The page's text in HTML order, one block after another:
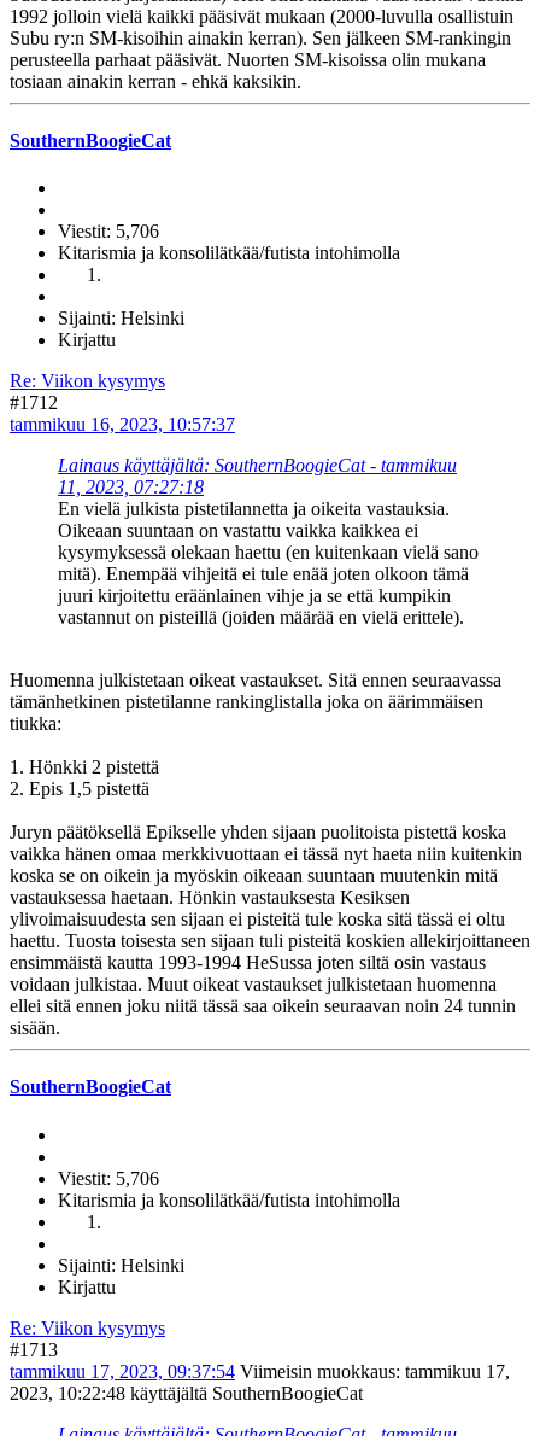
1992 jolloin vielä kaikki pääsivät mukaan (2000-luvulla osallistuin
Subu ry:n SM-kisoihin ainakin kerran). Sen jälkeen SM-rankingin
perusteella parhaat pääsivät. Nuorten SM-kisoissa olin mukana
tosiaan ainakin kerran - ehkä kaksikin.
SouthernBoogieCat
Viestit: 5,706
Kitarismia ja konsolilätkää/futista intohimolla
Sijainti: Helsinki
Kirjattu
Re: Viikon kysymys
#1712
tammikuu 16, 2023, 10:57:37
Lainaus käyttäjältä: SouthernBoogieCat - tammikuu
11, 2023, 07:27:18
En vielä julkista pistetilannetta ja oikeita vastauksia.
Oikeaan suuntaan on vastattu vaikka kaikkea ei
kysymyksessä olekaan haettu (en kuitenkaan vielä sano
mitä). Enempää vihjeitä ei tule enää joten olkoon tämä
juuri kirjoitettu eräänlainen vihje ja se että kumpikin
vastannut on pisteillä (joiden määrää en vielä erittele).
Huomenna julkistetaan oikeat vastaukset. Sitä ennen seuraavassa
tämänhetkinen pistetilanne rankinglistalla joka on äärimmäisen
tiukka:
1. Hönkki 2 pistettä
2. Epis 1,5 pistettä
Juryn päätöksellä Epikselle yhden sijaan puolitoista pistettä koska
vaikka hänen omaa merkkivuottaan ei tässä nyt haeta niin kuitenkin
koska se on oikein ja myöskin oikeaan suuntaan muutenkin mitä
vastauksessa haetaan. Hönkin vastauksesta Kesiksen
ylivoimaisuudesta sen sijaan ei pisteitä tule koska sitä tässä ei oltu
haettu. Tuosta toisesta sen sijaan tuli pisteitä koskien allekirjoittaneen
ensimmäistä kautta 1993-1994 HeSussa joten siltä osin vastaus
voidaan julkistaa. Muut oikeat vastaukset julkistetaan huomenna
ellei sitä ennen joku niitä tässä saa oikein seuraavan noin 24 tunnin
sisään.
SouthernBoogieCat
Viestit: 5,706
Kitarismia ja konsolilätkää/futista intohimolla
Sijainti: Helsinki
Kirjattu
Re: Viikon kysymys
#1713
tammikuu 17, 2023, 09:37:54 Viimeisin muokkaus: tammikuu 17,
2023, 10:22:48 käyttäjältä SouthernBoogieCat